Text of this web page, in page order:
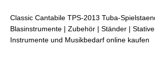
Classic Cantabile TPS-2013 Tuba-
Blasinstrumente | Zubehör | Ständer |
Instrumente und Musikbedarf online kaufen